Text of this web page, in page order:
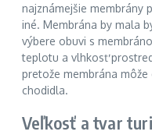
najznámejšie membrány
iné. Membrána by mala
výbere obuvi s
teplotu a vlhkosť
pretože membrána
chodidla.
Veľkosť a tvar